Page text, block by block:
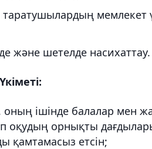
таратушылардың
және шетелде насихаттау.
ішінде балалар мен
оқудың орнықты
қамтамасыз етсін;